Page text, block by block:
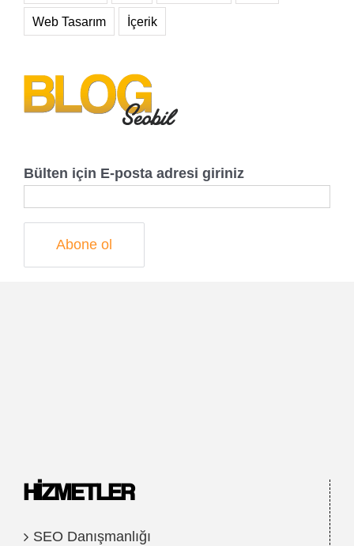
Web Tasarım İçerik
Bülten için E-posta adresi giriniz
HIZMETLER
SEO Danışmanlığı